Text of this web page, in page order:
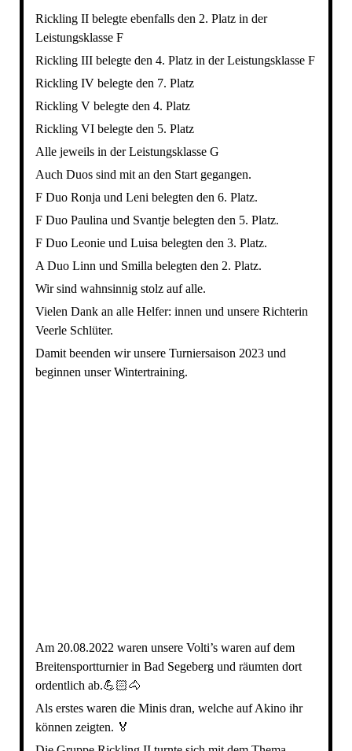
Rickling II belegte ebenfalls den 2. Platz in der
Leistungsklasse F
Rickling III belegte den 4. Platz in der Leistungsklasse F
Rickling IV belegte den 7. Platz
Rickling V belegte den 4. Platz
Rickling VI belegte den 5. Platz
Alle jeweils in der Leistungsklasse G
Auch Duos sind mit an den Start gegangen.
F Duo Ronja und Leni belegten den 6. Platz.
F Duo Paulina und Svantje belegten den 5. Platz.
F Duo Leonie und Luisa belegten den 3. Platz.
A Duo Linn und Smilla belegten den 2. Platz.
Wir sind wahnsinnig stolz auf alle.
Vielen Dank an alle Helfer: innen und unsere Richterin
Veerle Schlüter.
Damit beenden wir unsere Turniersaison 2023 und
beginnen unser Wintertraining.
Am 20.08.2022 waren unsere Volti’s waren auf dem
Breitensportturnier in Bad Segeberg und räumten dort
ordentlich ab.💪🏻🐴
Als erstes waren die Minis dran, welche auf Akino ihr
können zeigten. 🏅